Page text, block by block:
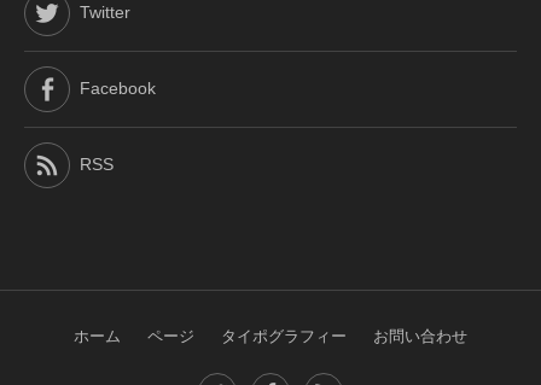
Twitter
Facebook
RSS
ホーム ページ タイポグラフィー お問い合わせ